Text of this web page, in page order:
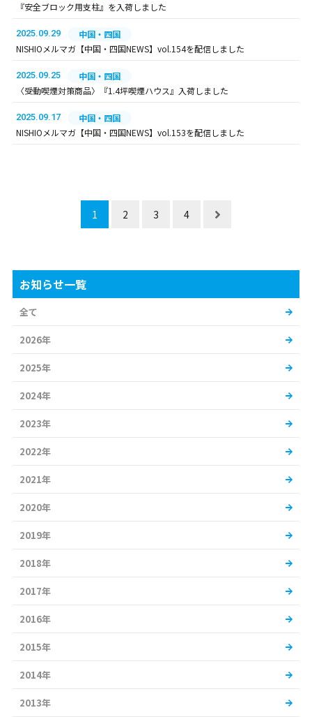
『安全ブロック用支柱』を入荷しました
2025.09.29
中国・四国
NISHIOメルマガ【中国・四国NEWS】vol.154を配信しました
2025.09.25
中国・四国
〈受動喫煙対策商品〉『1.4坪喫煙ハウス』入荷しました
2025.09.17
中国・四国
NISHIOメルマガ【中国・四国NEWS】vol.153を配信しました
1 2 3 4
お知らせ一覧
全て
2026年
2025年
2024年
2023年
2022年
2021年
2020年
2019年
2018年
2017年
2016年
2015年
2014年
2013年